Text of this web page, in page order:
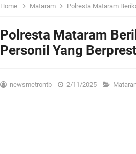
Polres Lombok
Home Mataram Polresta Mataram
Polresta Mataram
Personil Yang
newsmetrontb 2/11/2025